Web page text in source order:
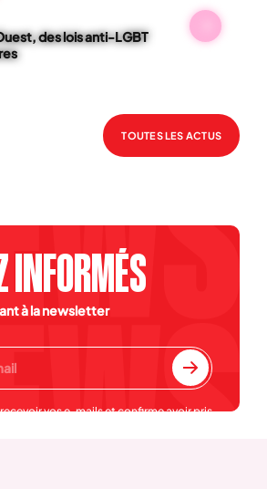
des lois anti-LGBT
TOUTES LES ACTUS
INFORMÉS
à la newsletter
vos e-mails et confirme avoir pris